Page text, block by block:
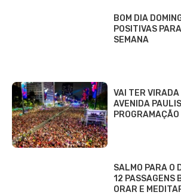
BOM DIA
POSITIVAS
SEMANA
VAI TER
AVENIDA
SALMO PARA O
12 PASSAGENS
ORAR E